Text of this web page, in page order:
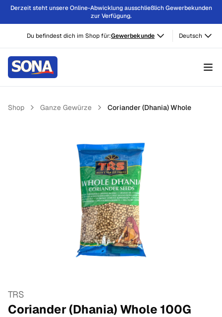
Derzeit steht unsere Online-Abwicklung ausschließlich Gewerbekunden
zur Verfügung.
Du befindest dich im Shop für:Gewerbekunde Deutsch
Shop Ganze Gewürze Coriander (Dhania) Whole
TRS
Coriander (Dhania) Whole100G